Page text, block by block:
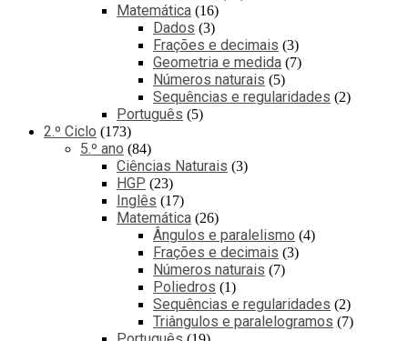
Matemática 16
Dados 3
Frações e decimais 3
Geometria e medida 7
Números naturais 5
Sequências e regularidades 2
Português 5
2.º Ciclo 173
5.º ano 84
Ciências Naturais 3
HGP 23
Inglês 17
Matemática 26
Ângulos e paralelismo 4
Frações e decimais 3
Números naturais 7
Poliedros 1
Sequências e regularidades 2
Triângulos e paralelogramos 7